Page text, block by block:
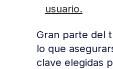
usuario.
Gran parte del
lo que
clave elegidas